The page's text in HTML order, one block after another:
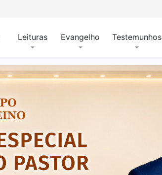
Leituras Evangelho Testemunhos